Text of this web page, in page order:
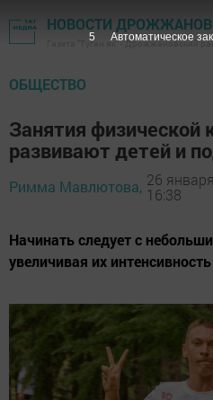
НОВОСТИ
Газета "Туган як" - Дрожжановский
ОБЩЕСТВО
Занятия физической
развивают детей и
Римма Мавлютова, 26
16:38
Начинать следует с
увеличивая их
4 Автоматическое